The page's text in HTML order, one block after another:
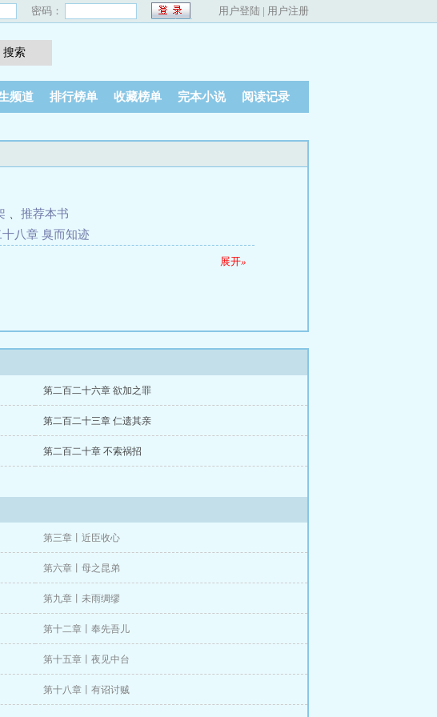
密码： 用户登陆 | 用户注册
频道 排行榜单 收藏榜单 完本小说 阅读记录
推荐本书
八章 臭而知迹
展开»
第二百二十六章 欲加之罪
第二百二十三章 仁遗其亲
第二百二十章 不索祸招
第三章丨近臣收心
第六章丨母之昆弟
第九章丨未雨绸缪
第十二章丨奉先吾儿
第十五章丨夜见中台
第十八章丨有诏讨贼